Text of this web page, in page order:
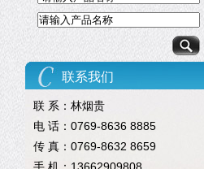
联系我们
联 系：林烟贵
电 话：0769-8636 8885
传 真：0769-8632 8659